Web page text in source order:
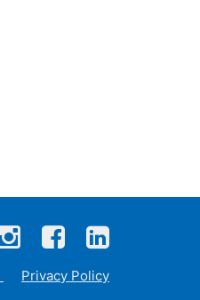
Privacy Policy